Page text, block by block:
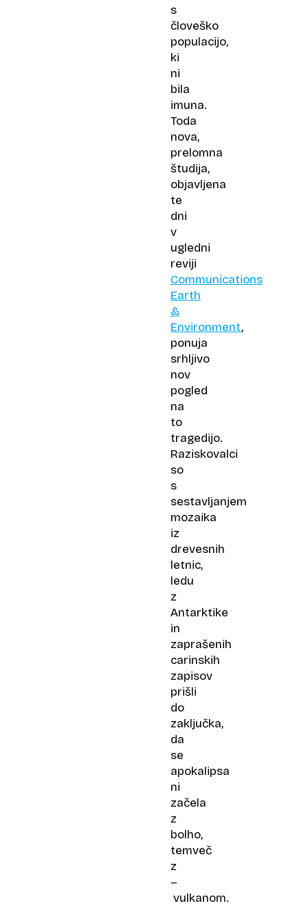
s
človeško
populacijo,
ki
ni
bila
imuna.
Toda
nova,
prelomna
študija,
objavljena
te
dni
v
ugledni
reviji
Communications
Earth
&
Environment,
ponuja
srhljivo
nov
pogled
na
to
tragedijo.
Raziskovalci
so
s
sestavljanjem
mozaika
iz
drevesnih
letnic,
ledu
z
Antarktike
in
zaprašenih
carinskih
zapisov
prišli
do
zaključka,
da
se
apokalipsa
ni
začela
z
bolho,
temveč
z
–
vulkanom.